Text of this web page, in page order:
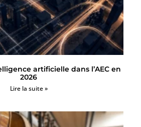
artificielle dans l’AEC en
2026
Lire la suite »